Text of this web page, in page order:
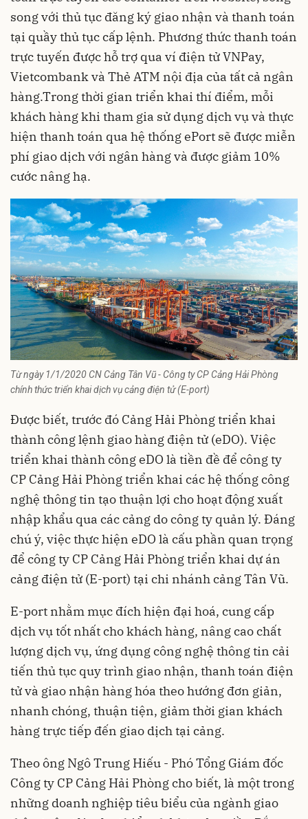
song với thủ tục đăng ký giao nhận và thanh toán
tại quầy thủ tục cấp lệnh. Phương thức thanh toán
trực tuyến được hỗ trợ qua ví điện tử VNPay,
Vietcombank và Thẻ ATM nội địa của tất cả ngân
hàng.Trong thời gian triển khai thí điểm, mỗi
khách hàng khi tham gia sử dụng dịch vụ và thực
hiện thanh toán qua hệ thống ePort sẽ được miễn
phí giao dịch với ngân hàng và được giảm 10%
cước nâng hạ.
Từ ngày 1/1/2020 CN Cảng Tân Vũ - Công ty CP Cảng Hải Phòng
chính thức triển khai dịch vụ cảng điện tử (E-port)
Được biết, trước đó Cảng Hải Phòng triển khai
thành công lệnh giao hàng điện tử (eDO). Việc
triển khai thành công eDO là tiền đề để công ty
CP Cảng Hải Phòng triển khai các hệ thống công
nghệ thông tin tạo thuận lợi cho hoạt động xuất
nhập khẩu qua các cảng do công ty quản lý. Đáng
chú ý, việc thực hiện eDO là cấu phần quan trọng
để công ty CP Cảng Hải Phòng triển khai dự án
cảng điện tử (E-port) tại chi nhánhcảng Tân Vũ.
E-port nhằm mục đích hiện đại hoá, cung cấp
dịch vụ tốt nhất cho khách hàng, nâng cao chất
lượng dịch vụ, ứng dụng công nghệ thông tin cải
tiến thủ tục quy trình giao nhận, thanh toán điện
tử và giao nhận hàng hóa theo hướng đơn giản,
nhanh chóng, thuận tiện, giảm thời gian khách
hàng trực tiếp đến giao dịch tại cảng.
Theo ông Ngô Trung Hiếu - Phó Tổng Giám đốc
Công ty CP Cảng Hải Phòng cho biết, là một trong
những doanh nghiệp tiêu biểu của ngành giao